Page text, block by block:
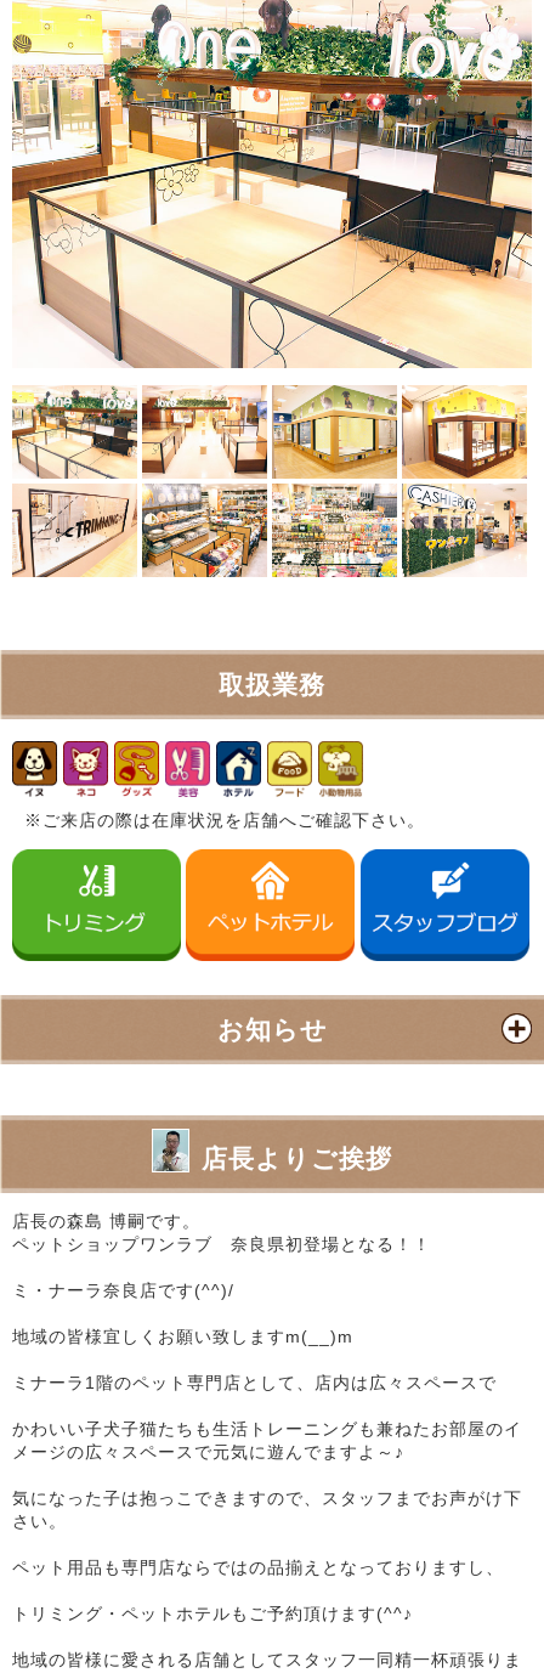
取扱業務
※ご来店の際は在庫状況を店舗へご確認下さい。
お知らせ
店長よりご挨拶
店長の森島 博嗣です。
ペットショップワンラブ 奈良県初登場となる！！
ミ・ナーラ奈良店です(^^)/
地域の皆様宜しくお願い致しますm(__)m
ミナーラ1階のペット専門店として、店内は広々スペースで
かわいい子犬子猫たちも生活トレーニングも兼ねたお部屋のイ
メージの広々スペースで元気に遊んでますよ～♪
気になった子は抱っこできますので、スタッフまでお声がけ下
さい。
ペット用品も専門店ならではの品揃えとなっておりますし、
トリミング・ペットホテルもご予約頂けます(^^♪
地域の皆様に愛される店舗としてスタッフ一同精一杯頑張りま